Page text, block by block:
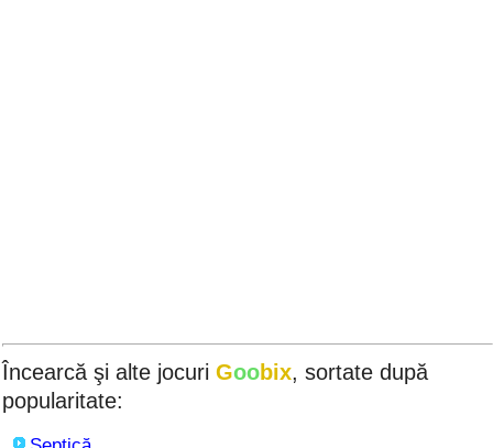
Încearcă şi alte jocuri Goobix, sortate după
popularitate: